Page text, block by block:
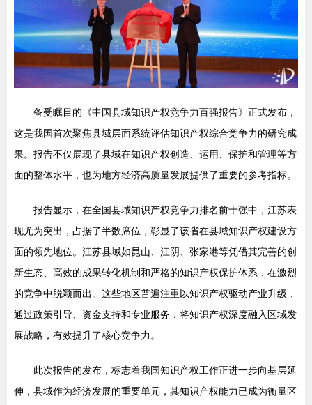
备受瞩目的《中国县域知识产权竞争力百强报告》正式发布，
这是我国首次聚焦县域层面系统评估知识产权综合竞争力的研究成
果。报告不仅展现了县域在知识产权创造、运用、保护和管理等方
面的整体水平，也为地方经济高质量发展提供了重要的参考指标。
报告显示，在全国县域知识产权竞争力排名前十强中，江苏表
现尤为突出，占据了半数席位，彰显了该省在县域知识产权建设方
面的领先地位。江苏县域如昆山、江阴、张家港等凭借其完善的创
新生态、高效的成果转化机制和严格的知识产权保护体系，在激烈
的竞争中脱颖而出。这些地区普遍注重以知识产权驱动产业升级，
通过政策引导、资金支持和专业服务，将知识产权深度融入区域发
展战略，有效提升了核心竞争力。
此次报告的发布，标志着我国知识产权工作正进一步向基层延
伸，县域作为经济发展的重要单元，其知识产权能力已成为衡量区